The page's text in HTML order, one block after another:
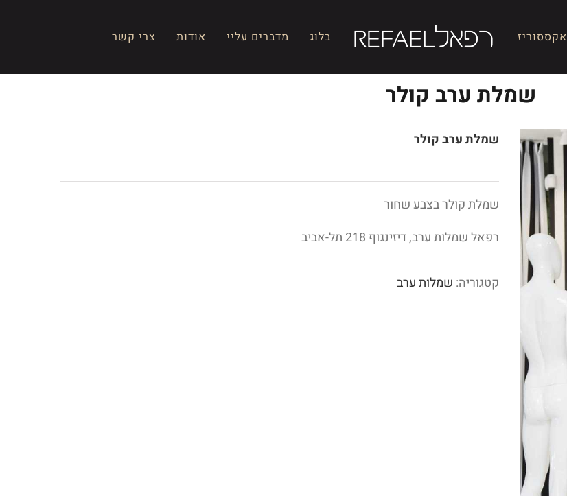
אקססוריז בלוג מדברים עליי אודות צרי קשר
שמלת ערב קולר
שמלת ערב קולר
שמלת קולר בצבע שחור
רפאל שמלות ערב, דיזינגוף 218 תל-אביב
קטגוריה: שמלות ערב